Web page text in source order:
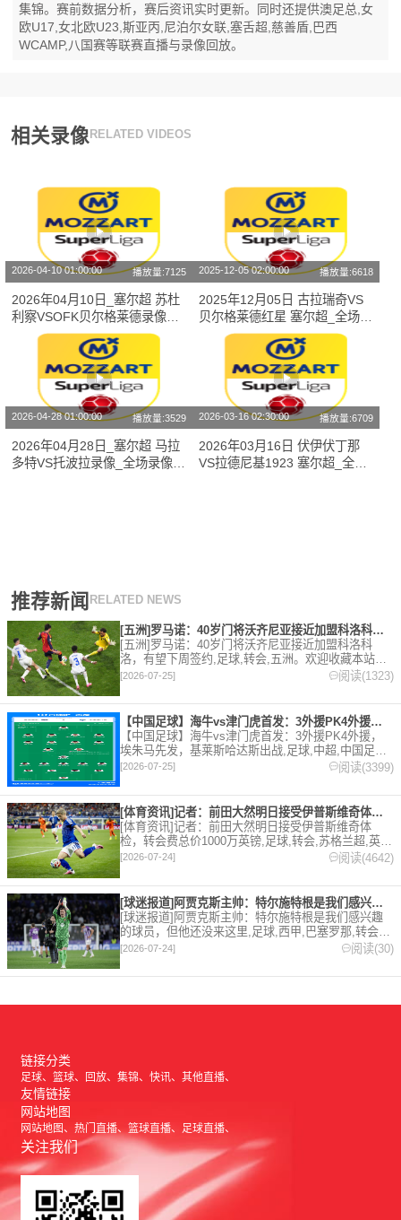
集锦。赛前数据分析，赛后资讯实时更新。同时还提供澳足总,女
欧U17,女北欧U23,斯亚丙,尼泊尔女联,塞舌超,慈善盾,巴西
WCAMP,八国赛等联赛直播与录像回放。
相关录像 RELATED VIDEOS
2026-04-10 01:00:00 播放量:7125
2026年04月10日_塞尔超 苏杜
利察VSOFK贝尔格莱德录像_
全场录像【高清回放】
2025-12-05 02:00:00 播放量:6618
2025年12月05日 古拉瑞奇VS
贝尔格莱德红星 塞尔超_全场录
像【全场回放】
2026-04-28 01:00:00 播放量:3529
2026年04月28日_塞尔超 马拉
多特VS托波拉录像_全场录像
2026-03-16 02:30:00 播放量:6709
2026年03月16日 伏伊伏丁那
VS拉德尼基1923 塞尔超_全场
推荐新闻 RELATED NEWS
[五洲]罗马诺：40岁门将沃齐尼亚接近加盟科洛科洛，有望下周
[五洲]罗马诺：40岁门将沃齐尼亚接近加盟科洛科
洛，有望下周签约,足球,转会,五洲。欢迎收藏本站，
24小时为你更新最新的足球，篮球体育资讯。
[2026-07-25] 阅读(1323)
【中国足球】海牛vs津门虎首发：3外援PK4外援，埃朱马先发
【中国足球】海牛vs津门虎首发：3外援PK4外援，
埃朱马先发，基莱斯哈达斯出战,足球,中超,中国足球,
天津津门虎,青岛海牛。欢迎收藏本站，24小时为你更
[2026-07-25] 阅读(3399)
[体育资讯]记者：前田大然明日接受伊普斯维奇体检，转会费总价
[体育资讯]记者：前田大然明日接受伊普斯维奇体
检，转会费总价1000万英镑,足球,转会,苏格兰超,英
超,伊普斯维奇。欢迎收藏本站，24小时为你更新最新
的足球，篮球体育资讯。
[2026-07-24] 阅读(4642)
[球迷报道]阿贾克斯主帅：特尔施特根是我们感兴趣的球员，但他
[球迷报道]阿贾克斯主帅：特尔施特根是我们感兴趣
的球员，但他还没来这里,足球,西甲,巴塞罗那,转会,
五洲,荷甲。欢迎收藏本站，24小时为你更新最新的足
球，篮球体育资讯。
[2026-07-24] 阅读(30)
链接分类
足球 篮球 回放 集锦 快讯 其他直播
友情链接
网站地图
网站地图 热门直播 篮球直播 足球直播
关注我们